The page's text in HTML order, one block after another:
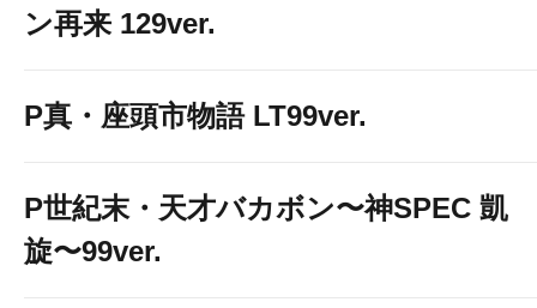
ン再来 129ver.
P真・座頭市物語 LT99ver.
P世紀末・天才バカボン〜神SPEC 凱
旋〜99ver.